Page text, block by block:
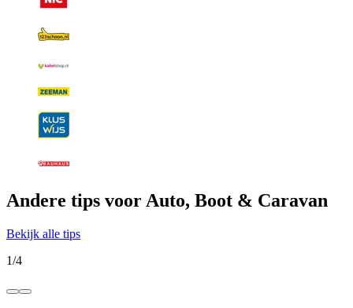
Andere tips voor Auto, Boot & Caravan
Bekijk alle tips
1/4